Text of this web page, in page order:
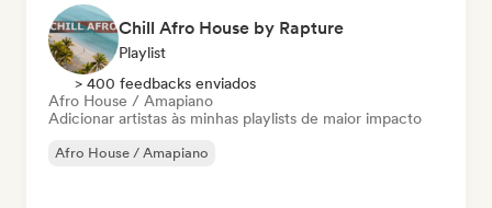
Chill Afro House by Rapture
Playlist
> 400 feedbacks enviados
Afro House / Amapiano
Adicionar artistas às minhas playlists de maior impacto
Afro House / Amapiano